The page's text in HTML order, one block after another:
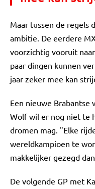
Maar tussen de regels
ambitie. De eerdere
voorzichtig vooruit
paar dingen kunnen
jaar zeker mee kan
Een nieuwe Brabantse
Wolf wil er nog niet te
dromen mag. "Elke
wereldkampioen te
makkelijker gezegd
De volgende GP met